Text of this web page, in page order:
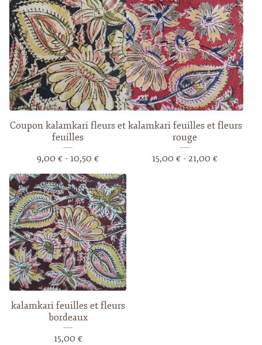
Coupon kalamkari fleurs et
feuilles
9,00 € - 10,50 €
kalamkari feuilles et fleurs
rouge
15,00 € - 21,00 €
kalamkari feuilles et fleurs
bordeaux
15,00 €